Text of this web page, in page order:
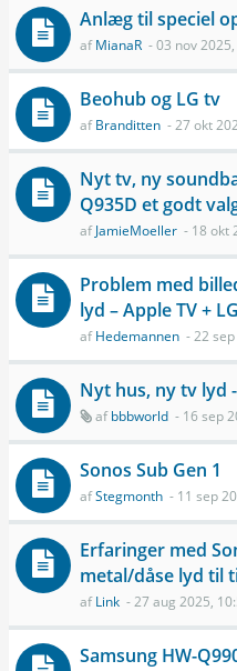
Anlæg til speciel
afMianaR - 03 nov
Beohub og LG tv
afBranditten - 27 okt
Nyt tv, ny
Q935D et godt
afJamieMoeller - 18 okt
Problem med
lyd – Apple TV +
afHedemannen - 22
Nyt hus, ny tv lyd
afbbbworld - 16 sep
Sonos Sub Gen 1
afStegmonth - 11 sep
Erfaringer med
metal/dåse lyd til
afLink - 27 aug 2025,
Samsung HW-